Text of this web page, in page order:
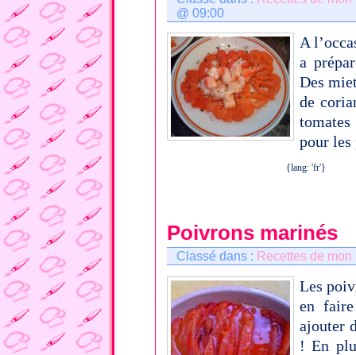
@ 09:00
A
a
Des
de
pour
{lang: 'fr'}
Poivrons marinés
Classé dans : Recettes de mon
Les
en
ajouter
! En